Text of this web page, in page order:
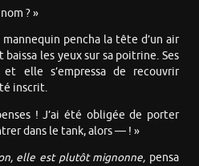
? »
pencha la tête d’un air
les yeux sur sa poitrine. Ses
elle s’empressa de recouvrir
inscrit.
! J’ai été obligée de porter
dans le tank, alors — ! »
elle est plutôt mignonne, pensa